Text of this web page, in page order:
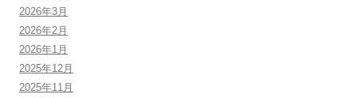
2026年3月
2026年2月
2026年1月
2025年12月
2025年11月